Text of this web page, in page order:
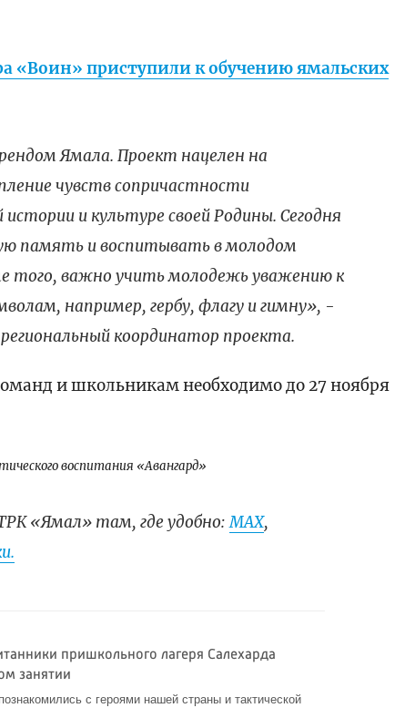
«Воин» приступили к обучению ямальских
Ямала. Проект нацелен на
чувств сопричастности
и культуре своей Родины. Сегодня
память и воспитывать в молодом
того, важно учить молодежь уважению к
например, гербу, флагу и гимну», -
координатор проекта.
и школьникам необходимо до 27 ноября
воспитания «Авангард»
«Ямал» там, где удобно:МАХ,
пришкольного лагеря Салехарда
занятии
с героями нашей страны и тактической